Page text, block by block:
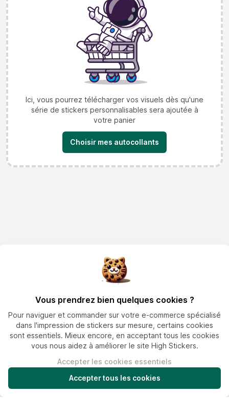
Vous prendrez bien quelques cookies ?
Pour naviguer et commander sur votre e-commerce spécialisé
dans l'impression de stickers sur mesure, certains cookies
sont essentiels. Mieux encore, en acceptant tous les cookies
vous nous aidez à améliorer le site High Stickers.
Ici, vous pourrez télécharger vos visuels dès qu'une
série de stickers personnalisables sera ajoutée à
votre panier
Choisir mes autocollants